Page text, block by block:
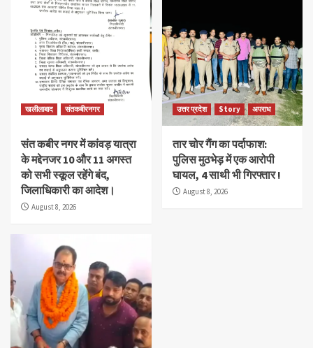
खलीलाबाद संतकबीरनगर
संत कबीर नगर में कांवड़ यात्रा
के मद्देनजर 10 और 11 अगस्त
को सभी स्कूल रहेंगे बंद,
जिलाधिकारी का आदेश।
August 8, 2026
उत्तर प्रदेश Story अपराध
तार चोर गैंग का पर्दाफाश:
पुलिस मुठभेड़ में एक आरोपी
घायल, 4 साथी भी गिरफ्तार !
August 8, 2026